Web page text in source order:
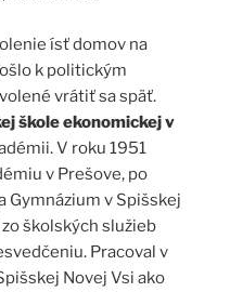
ísť domov na
k politickým
vrátiť sa späť.
škole ekonomickej v
V roku 1951
v Prešove, po
Gymnázium v Spišskej
školských služieb
Pracoval v
Novej Vsi ako